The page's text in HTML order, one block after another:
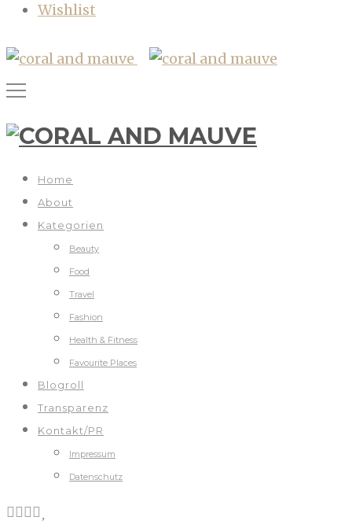
Wishlist
Home
About
Kategorien
Beauty
Food
Travel
Fashion
Health & Fitness
Favourite Places
Blogroll
Transparenz
Kontakt/PR
Impressum
Datenschutz